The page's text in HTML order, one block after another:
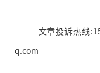
文章投诉热线
q.com